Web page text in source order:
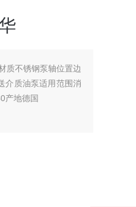
质不锈钢泵轴位置边
介质油泵适用范围消
产地德国